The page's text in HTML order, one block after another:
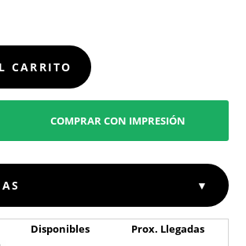
CARRITO
COMPRAR CON IMPRESIÓN
▼
Disponibles
Prox. Llegadas